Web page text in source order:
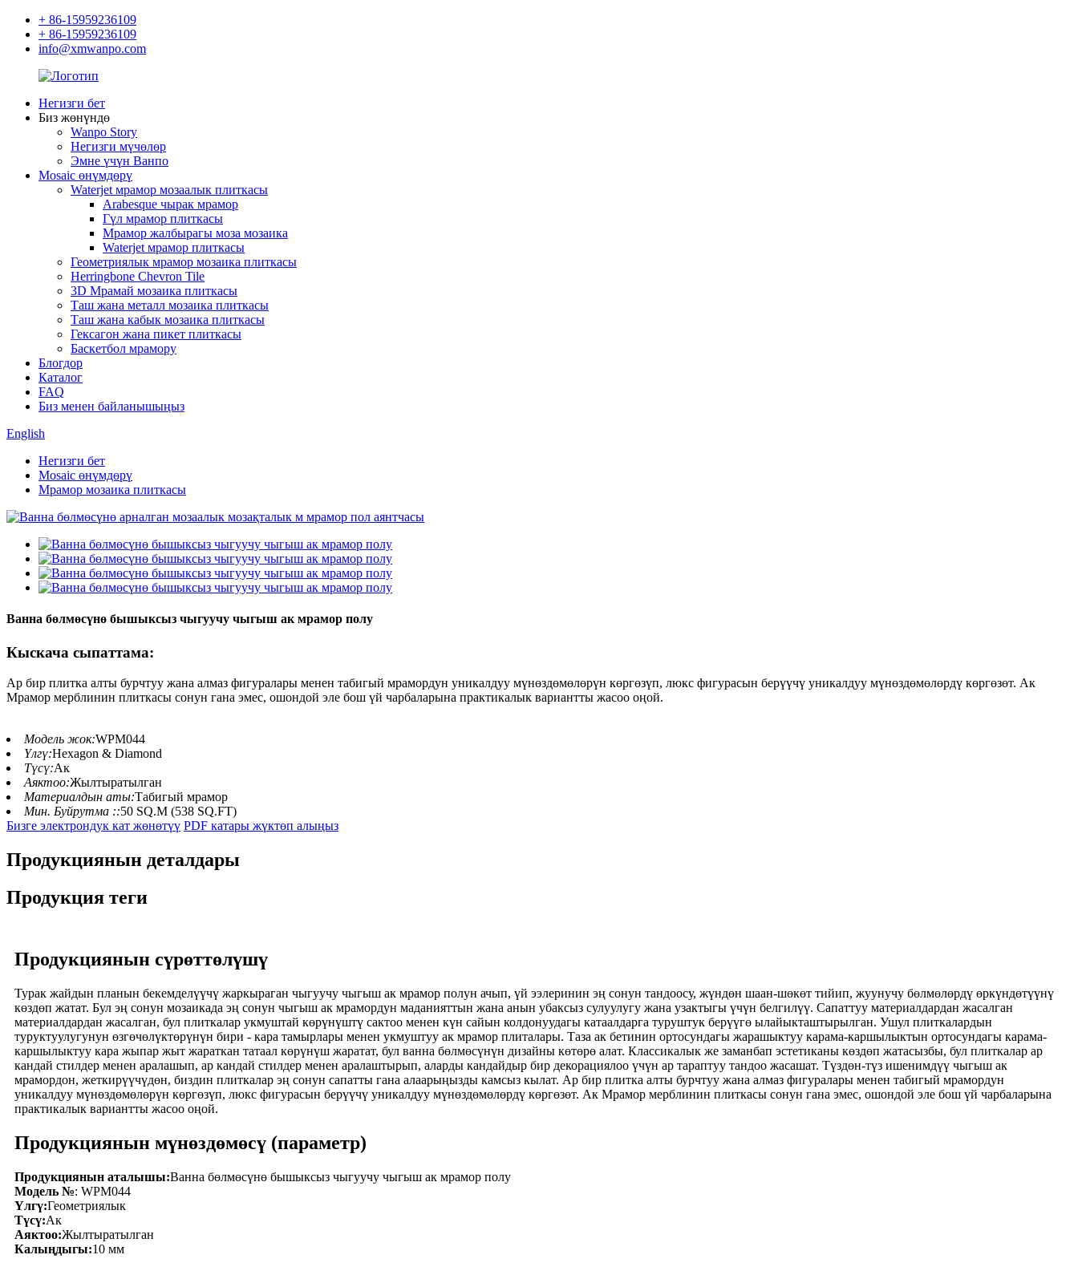
+ 86-15959236109
+ 86-15959236109
info@xmwanpo.com
Негизги бет
Биз жөнүндө
Wanpo Story
Негизги мүчөлөр
Эмне үчүн Ванпо
Mosaic өнүмдөрү
Waterjet мрамор мозаалык плиткасы
Arabesque чырак мрамор
Гүл мрамор плиткасы
Мрамор жалбырагы моза мозаика
Waterjet мрамор плиткасы
Геометриялык мрамор мозаика плиткасы
Herringbone Chevron Tile
3D Мрамай мозаика плиткасы
Таш жана металл мозаика плиткасы
Таш жана кабык мозаика плиткасы
Гексагон жана пикет плиткасы
Баскетбол мрамору
Блогдор
Каталог
FAQ
Биз менен байланышыңыз
English
Негизги бет
Mosaic өнүмдөрү
Мрамор мозаика плиткасы
Ванна бөлмөсүнө бышыксыз чыгуучу чыгыш ак мрамор полу
Кыскача сыпаттама:
Ар бир плитка алты бурчтуу жана алмаз фигуралары менен табигый мрамордун уникалдуу мүнөздөмөлөрүн көргөзүп, люкс фигурасын берүүчү уникалдуу мүнөздөмөлөрдү көргөзөт. Ак
Мрамор мерблинин плиткасы сонун гана эмес, ошондой эле бош үй чарбаларына практикалык вариантты жасоо оңой.
Модель жок:WPM044
Үлгү:Hexagon & Diamond
Түсү:Ак
Аяктоо:Жылтыратылган
Материалдын аты:Табигый мрамор
Мин. Буйрутма ::50 SQ.M (538 SQ.FT)
Бизге электрондук кат жөнөтүү PDF катары жүктөп алыңыз
Продукциянын деталдары
Продукция теги
Продукциянын сүрөттөлүшү
Турак жайдын планын бекемделүүчү жаркыраган чыгуучу чыгыш ак мрамор полун ачып, үй ээлеринин эң сонун тандоосу, жүндөн шаан-шөкөт тийип, жуунучу бөлмөлөрдү өркүндөтүүнү
көздөп жатат. Бул эң сонун мозаикада эң сонун чыгыш ак мрамордун маданияттын жана анын убаксыз сулуулугу жана узактыгы үчүн белгилүү. Сапаттуу материалдардан жасалган
материалдардан жасалган, бул плиткалар укмуштай көрүнүштү сактоо менен күн сайын колдонуудагы катаалдарга туруштук берүүгө ылайыкташтырылган. Ушул плиткалардын
туруктуулугунун өзгөчөлүктөрүнүн бири - кара тамырлары менен укмуштуу ак мрамор плиталары. Таза ак бетинин ортосундагы жарашыктуу карама-каршылыктын ортосундагы карама-
каршылыктуу кара жыпар жыт жараткан татаал көрүнүш жаратат, бул ванна бөлмөсүнүн дизайны көтөрө алат. Классикалык же заманбап эстетиканы көздөп жатасызбы, бул плиткалар ар
кандай стилдер менен аралашып, ар кандай стилдер менен аралаштырып, аларды кандайдыр бир декорациялоо үчүн ар тараптуу тандоо жасашат. Түздөн-түз ишенимдүү чыгыш ак
мрамордон, жеткирүүчүдөн, биздин плиткалар эң сонун сапатты гана алаарыңызды камсыз кылат. Ар бир плитка алты бурчтуу жана алмаз фигуралары менен табигый мрамордун
уникалдуу мүнөздөмөлөрүн көргөзүп, люкс фигурасын берүүчү уникалдуу мүнөздөмөлөрдү көргөзөт. Ак Мрамор мерблинин плиткасы сонун гана эмес, ошондой эле бош үй чарбаларына
практикалык вариантты жасоо оңой.
Продукциянын мүнөздөмөсү (параметр)
Продукциянын аталышы:Ванна бөлмөсүнө бышыксыз чыгуучу чыгыш ак мрамор полу
Модель №: WPM044
Үлгү:Геометриялык
Түсү:Ак
Аяктоо:Жылтыратылган
Калыңдыгы:10 мм